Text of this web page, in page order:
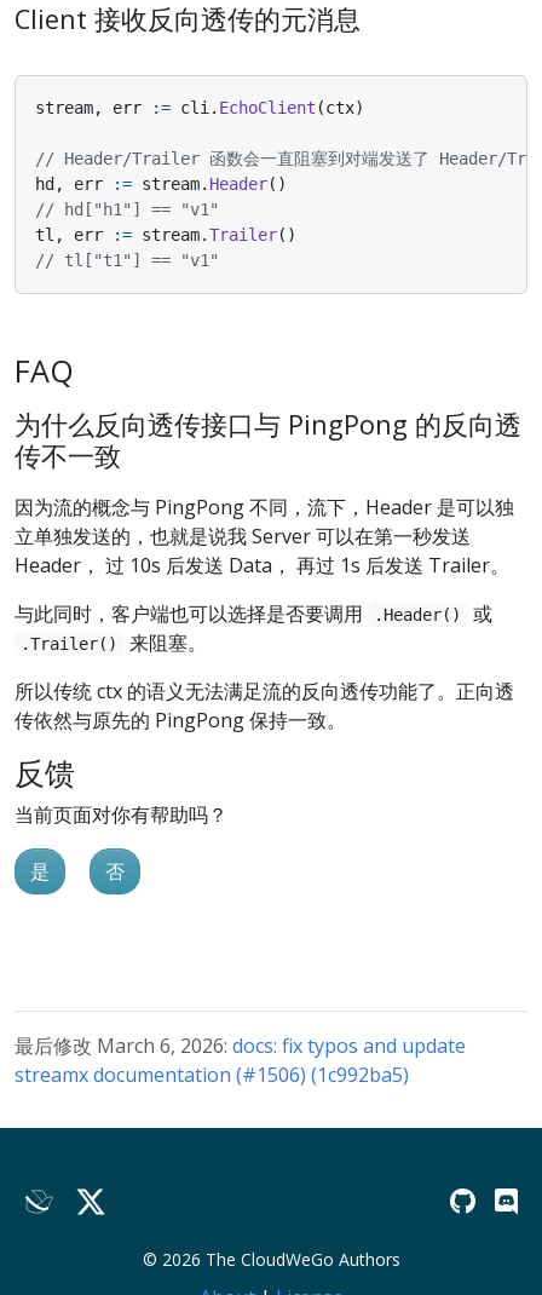
Client 接收反向透传的元消息
stream, err := cli. EchoClient (ctx)
// Header/Trailer 函数会一直阻塞到对端发送了 Header/
hd , err := stream. Header()
// hd["h1"] == "v1"
tl , err := stream.Trailer()
// tl["t1"] == "v1"
FAQ
为什么反向透传接口与 PingPong 的反向透
传不一致
因为流的概念与 PingPong 不同，流下，Header 是可以独
立单独发送的，也就是说我 Server 可以在第一秒发送
Header， 过 10s 后发送 Data， 再过 1s 后发送 Trailer。
与此同时，客户端也可以选择是否要调用
.Header() 或
.Trailer()
来阻塞。
所以传统 ctx 的语义无法满足流的反向透传功能了。正向透
传依然与原先的 PingPong 保持一致。
反馈
当前页面对你有帮助吗？
是 否
最后修改 March 6, 2026: docs: fix typos and update
streamx documentation (#1506) (1c992ba5)
© 2026 The CloudWeGo Authors